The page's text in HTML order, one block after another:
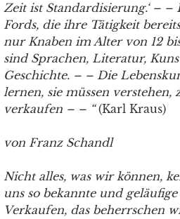
Zeit ist Standardisierung.‘ – –
Fords, die ihre Tätigkeit
nur Knaben im Alter von 12
sind Sprachen, Literatur,
Geschichte. – – Die
lernen, sie müssen verstehen,
verkaufen – – “(Karl Kraus)
von Franz Schandl
Nicht alles, was wir können,
uns so bekannte und
Verkaufen, das beherrschen